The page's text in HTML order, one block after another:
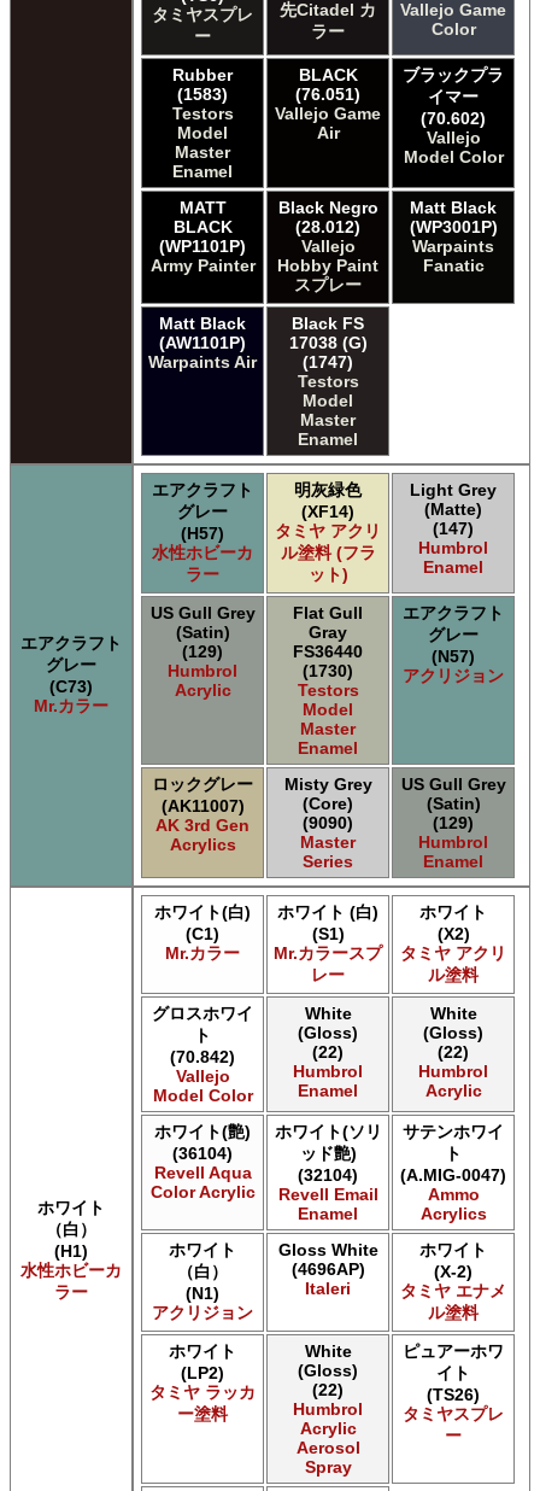
タミヤスプレ
ー
先Citadel カ
ラー
Vallejo Game
Color
Rubber
(1583)
Testors
Model
Master
Enamel
BLACK
(76.051)
Vallejo Game
Air
ブラックプラ
イマー
(70.602)
Vallejo
Model Color
MATT
BLACK
(WP1101P)
Army Painter
Black Negro
(28.012)
Vallejo
Hobby Paint
スプレー
Matt Black
(WP3001P)
Warpaints
Fanatic
Matt Black
(AW1101P)
Warpaints Air
Black FS
17038 (G)
(1747)
Testors
Model
Master
Enamel
エアクラフト
グレー
(C73)
Mr.カラー
エアクラフト
グレー
(H57)
水性ホビーカ
ラー
明灰緑色
(XF14)
タミヤ アクリ
ル塗料 (フラ
ット)
Light Grey
(Matte)
(147)
Humbrol
Enamel
US Gull Grey
(Satin)
(129)
Humbrol
Acrylic
Flat Gull
Gray
FS36440
(1730)
Testors
Model
Master
Enamel
エアクラフト
グレー
(N57)
アクリジョン
ロックグレー
(AK11007)
AK 3rd Gen
Acrylics
Misty Grey
(Core)
(9090)
Master
Series
US Gull Grey
(Satin)
(129)
Humbrol
Enamel
ホワイト
（白）
(H1)
水性ホビーカ
ラー
ホワイト(白)
(C1)
Mr.カラー
ホワイト (白)
(S1)
Mr.カラースプ
レー
ホワイト
(X2)
タミヤ アクリ
ル塗料
グロスホワイ
ト
(70.842)
Vallejo
Model Color
White
(Gloss)
(22)
Humbrol
Enamel
White
(Gloss)
(22)
Humbrol
Acrylic
ホワイト(艶)
(36104)
Revell Aqua
Color Acrylic
ホワイト(ソリ
ッド艶)
(32104)
Revell Email
Enamel
サテンホワイ
ト
(A.MIG-0047)
Ammo
Acrylics
ホワイト
（白）
(N1)
アクリジョン
Gloss White
(4696AP)
Italeri
ホワイト
(X-2)
タミヤ エナメ
ル塗料
ホワイト
(LP2)
タミヤ ラッカ
ー塗料
White
(Gloss)
(22)
Humbrol
Acrylic
Aerosol
Spray
ピュアーホワ
イト
(TS26)
タミヤスプレ
ー